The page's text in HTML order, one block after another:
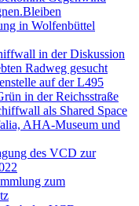
in Wolfenbüttel
in der Diskussion
Radweg gesucht
auf der L495
in der Reichsstraße
als Shared Space
AHA-Museum und
des VCD zur
zum